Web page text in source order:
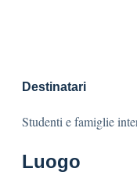
Destinatari
Studenti e famiglie
Luogo